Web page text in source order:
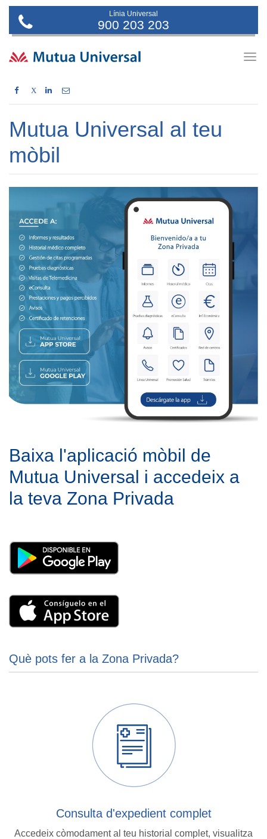
Línia Universal
900 203 203
X
Mutua Universal al teu
mòbil
Baixa l'aplicació mòbil de
Mutua Universal i accedeix a
la teva Zona Privada
Què pots fer a la Zona Privada?
Consulta d'expedient complet
Accedeix còmodament al teu historial complet, visualitza